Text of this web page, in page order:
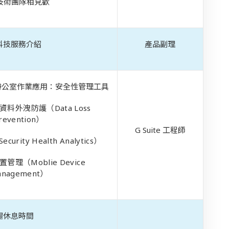
技服務介紹 產品副理
室作業應用：安全性管理工具
料外洩防護（Data Loss
）
Health Analytics）
管理（Moblie Device
）
G Suite 工程師
休息時間